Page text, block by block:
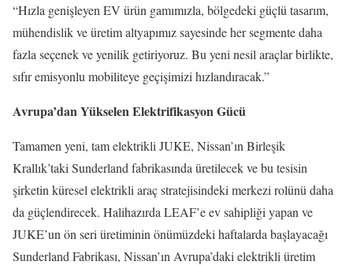
“Hızla genişleyen EV ürün gamımızla, bölgedeki güçlü tasarım,
mühendislik ve üretim altyapımız sayesinde her segmente daha
fazla seçenek ve yenilik getiriyoruz. Bu yeni nesil araçlar birlikte,
sıfır emisyonlu mobiliteye geçişimizi hızlandıracak.”
Avrupa’dan Yükselen Elektrifikasyon Gücü
Tamamen yeni, tam elektrikli JUKE, Nissan’ın Birleşik
Krallık’taki Sunderland fabrikasında üretilecek ve bu tesisin
şirketin küresel elektrikli araç stratejisindeki merkezi rolünü daha
da güçlendirecek. Halihazırda LEAF’e ev sahipliği yapan ve
JUKE’un ön seri üretiminin önümüzdeki haftalarda başlayacağı
Sunderland Fabrikası, Nissan’ın Avrupa’daki elektrikli üretim